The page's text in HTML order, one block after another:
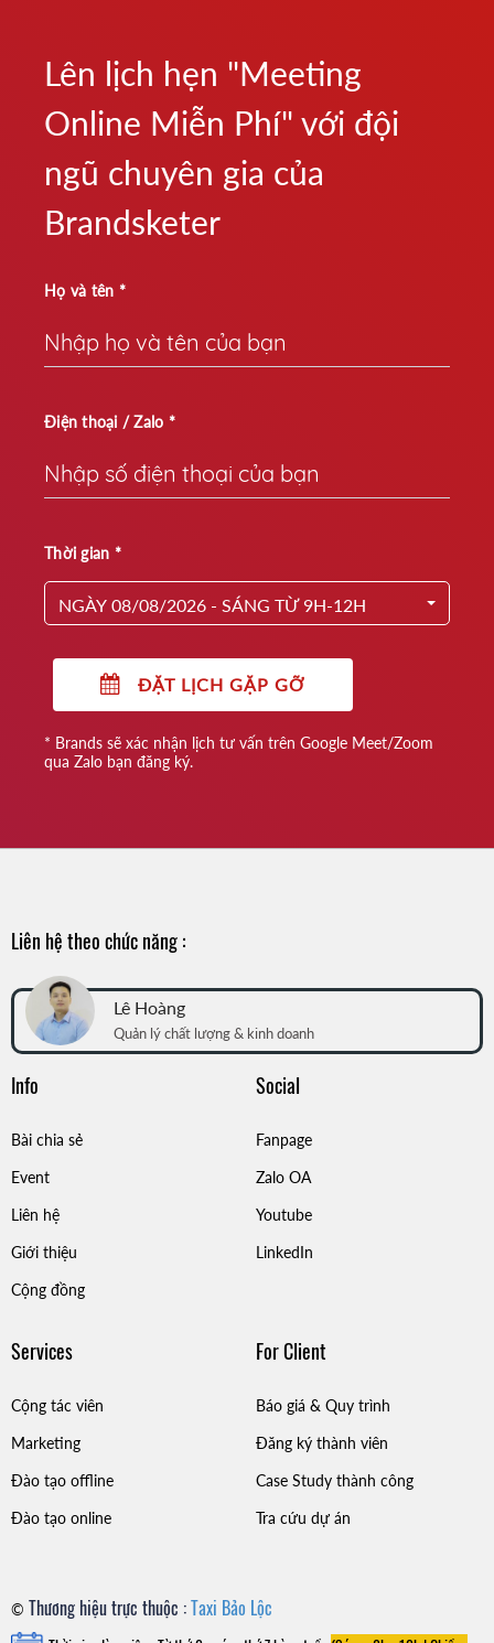
Lên lịch hẹn "Meeting
Online Miễn Phí" với đội
ngũ chuyên gia của
Brandsketer
Họ và tên *
Điện thoại / Zalo *
Thời gian *
NGÀY 08/08/2026 - SÁNG TỪ 9H-12H
ĐẶT LỊCH GẶP GỠ
* Brands sẽ xác nhận lịch tư vấn trên Google Meet/Zoom
qua Zalo bạn đăng ký.
Liên hệ theo chức năng :
Lê Hoàng
Quản lý chất lượng & kinh doanh
Info
Bài chia sẻ
Event
Liên hệ
Giới thiệu
Cộng đồng
Social
Fanpage
Zalo OA
Youtube
LinkedIn
Services
Cộng tác viên
Marketing
Đào tạo offline
Đào tạo online
For Client
Báo giá & Quy trình
Đăng ký thành viên
Case Study thành công
Tra cứu dự án
© Thương hiệu trực thuộc :Taxi Bảo Lộc